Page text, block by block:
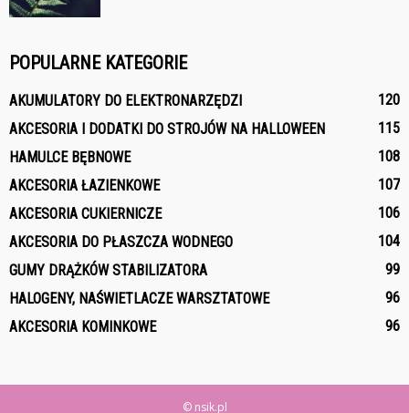
POPULARNE KATEGORIE
AKUMULATORY DO ELEKTRONARZĘDZI
120
AKCESORIA I DODATKI DO STROJÓW NA HALLOWEEN
115
HAMULCE BĘBNOWE
108
AKCESORIA ŁAZIENKOWE
107
AKCESORIA CUKIERNICZE
106
AKCESORIA DO PŁASZCZA WODNEGO
104
GUMY DRĄŻKÓW STABILIZATORA
99
HALOGENY, NAŚWIETLACZE WARSZTATOWE
96
AKCESORIA KOMINKOWE
96
© nsik.pl